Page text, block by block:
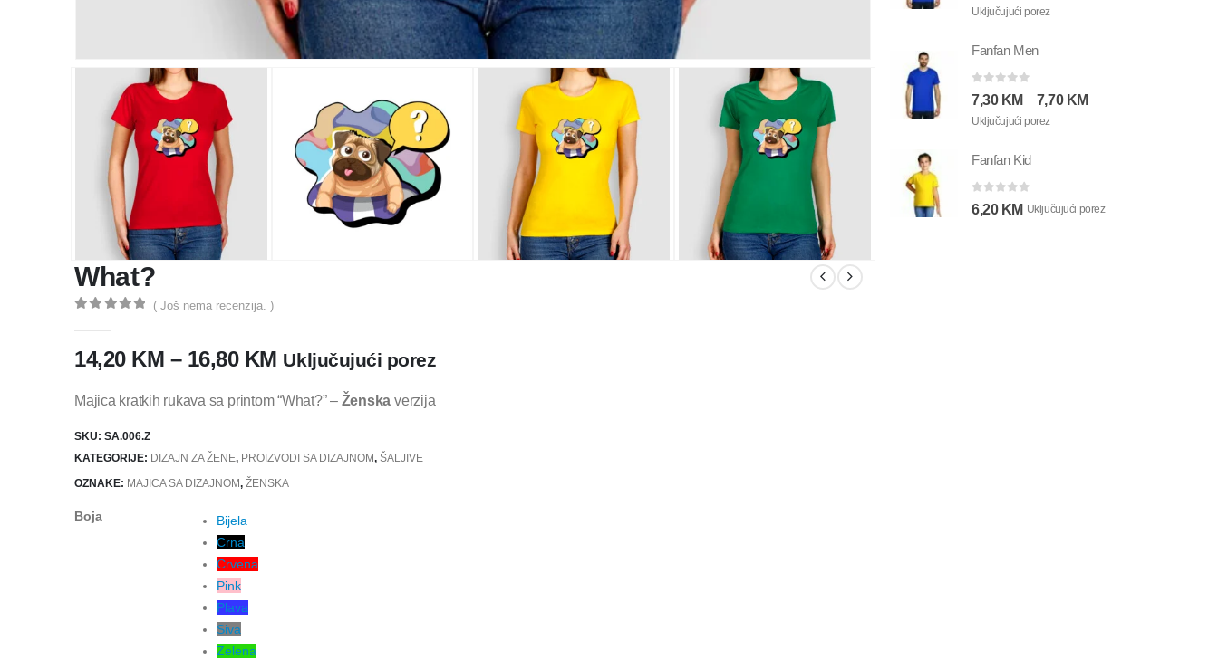
What?
( Još nema recenzija. )
14,20 KM – 16,80 KM Uključujući porez
Majica kratkih rukava sa printom “What?” – Ženska verzija
SKU: SA.006.Z
KATEGORIJE: DIZAJN ZA ŽENE, PROIZVODI SA DIZAJNOM, ŠALJIVE
OZNAKE: MAJICA SA DIZAJNOM, ŽENSKA
Boja
Bijela
Crna
Crvena
Pink
Plava
Siva
Zelena
Uključujući porez
Fanfan Men
0out of 5
7,30 KM – 7,70 KM
Uključujući porez
Fanfan Kid
0 out of 5
6,20 KM Uključujući porez